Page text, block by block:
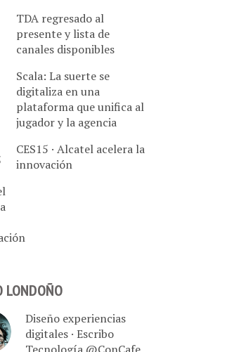
TDA regresado al
presente y lista de
canales disponibles
Scala: La suerte se
digitaliza en una
plataforma que unifica al
jugador y la agencia
CES15 · Alcatel acelera la
innovación
LONDOÑO
Diseño experiencias
digitales · Escribo
Tecnología @ConCafe